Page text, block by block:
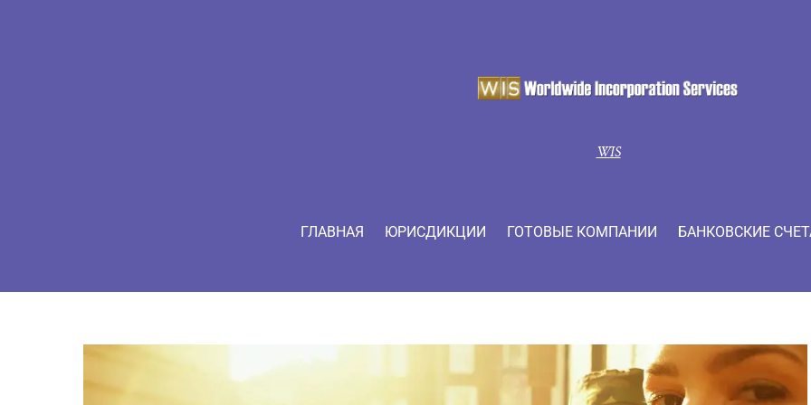
WIS
ГЛАВНАЯ ЮРИСДИКЦИИ ГОТОВЫЕ КОМПАНИИ БАНКОВСКИЕ